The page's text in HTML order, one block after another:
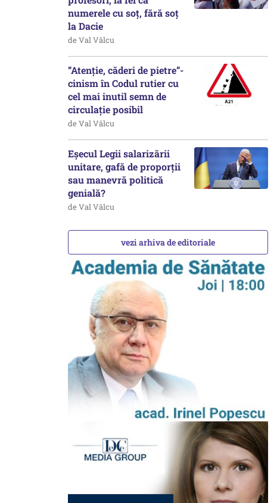
numerele cu soț, fără soț
la Dacie
de Val Vâlcu
”Atenție, căderi de pietre”-
cinism în Codul rutier cu
cel mai inutil semn de
circulație posibil
de Val Vâlcu
Eșecul Legii salarizării
unitare, gafă de proporții
sau manevră politică
genială?
de Val Vâlcu
vezi arhiva de editoriale